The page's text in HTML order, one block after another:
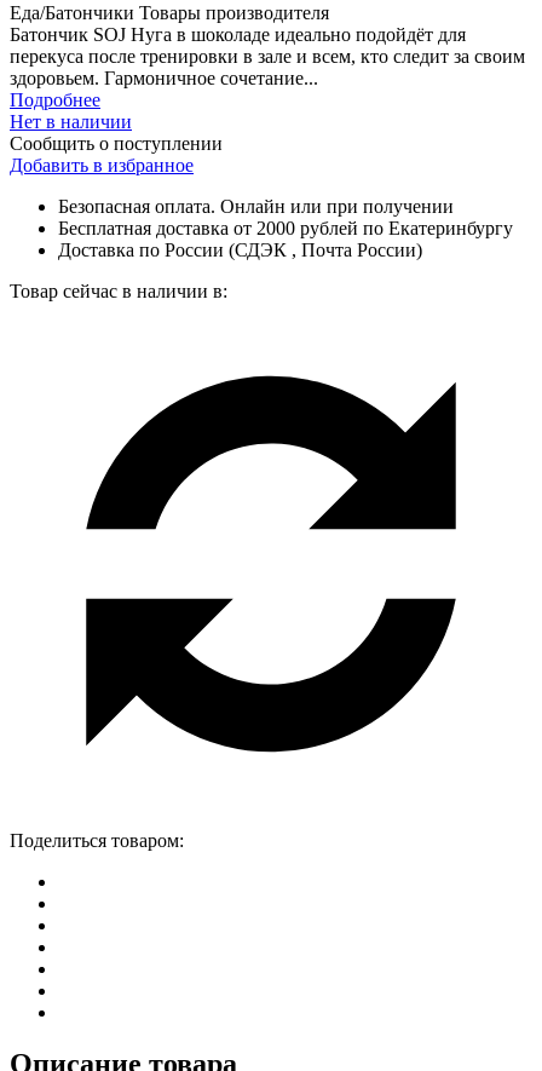
Еда/Батончики Товары производителя
Батончик SOJ Нуга в шоколаде идеально подойдёт для
перекуса после тренировки в зале и всем, кто следит за своим
здоровьем. Гармоничное сочетание...
Подробнее
Нет в наличии
Сообщить о поступлении
Добавить в избранное
Безопасная оплата. Онлайн или при получении
Бесплатная доставка от 2000 рублей по Екатеринбургу
Доставка по России (СДЭК , Почта России)
Товар сейчас в наличии в:
Поделиться товаром:
Описание товара